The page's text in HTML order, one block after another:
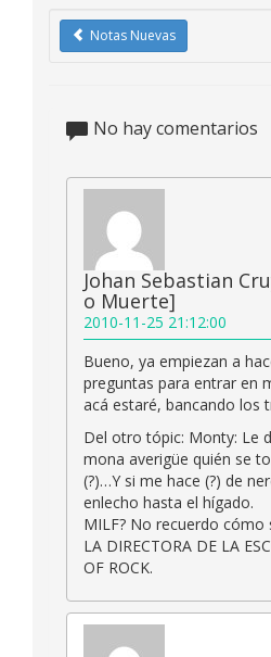
Notas Nuevas
No hay comentarios
Johan Sebastian
o Muerte]
2010-11-25 21:12:00
Bueno, ya empiezan a
preguntas para entrar en
acá estaré, bancando los
Del otro tópic: Monty: Le
mona averigüe quién se
(?)…Y si me hace (?) de
enlecho hasta el hígado.
MILF? No recuerdo cómo
LA DIRECTORA DE LA
OF ROCK.